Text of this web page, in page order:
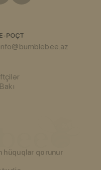
E-POÇT
info@bumblebee.az
hüquqlar qorunur